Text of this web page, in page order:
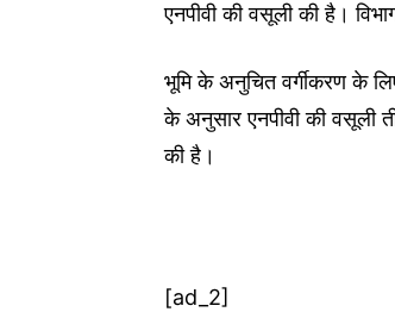
एनपीवी की वसूली की है।
भूमि के अनुचित वर्गीकरण के
के अनुसार एनपीवी की वसूली
की है।
[ad_2]